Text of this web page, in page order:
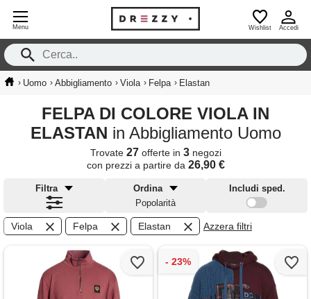
Menu Wishlist Accedi
› Uomo › Abbigliamento › Viola › Felpa › Elastan
FELPA DI COLORE VIOLA IN
ELASTAN in Abbigliamento Uomo
Trovate 27offerte in 3negozi
con prezzi a partire da 26,90 €
Filtra
Ordina
Popolarità
Includi sped.
Viola Felpa Elastan Azzera filtri